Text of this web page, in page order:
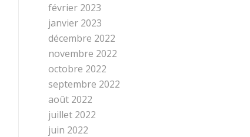
février 2023
janvier 2023
décembre 2022
novembre 2022
octobre 2022
septembre 2022
août 2022
juillet 2022
juin 2022